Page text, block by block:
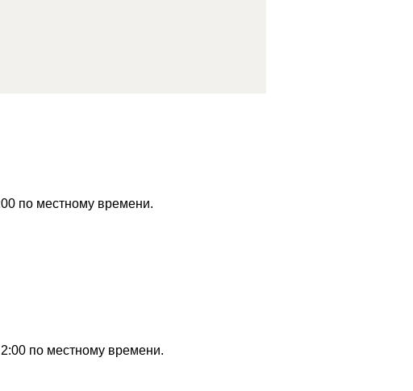
по местному времени.
по местному времени.